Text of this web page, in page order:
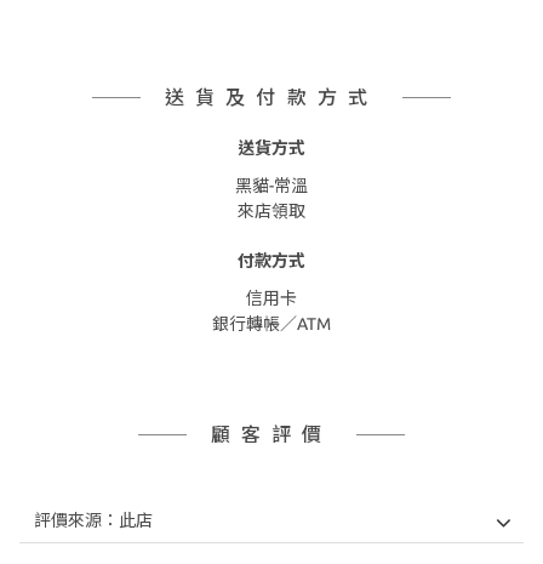
送貨及付款方式
送貨方式
黑貓-常溫
來店領取
付款方式
信用卡
銀行轉帳／ATM
顧客評價